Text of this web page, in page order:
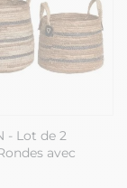
- Lot de 2
avec
Bananier